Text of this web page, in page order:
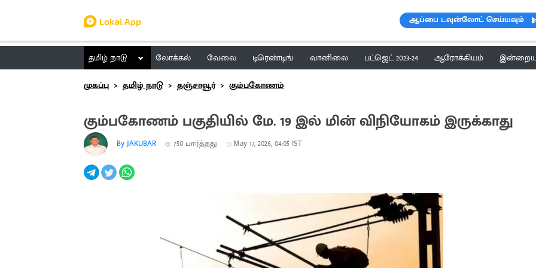
ஆப்பை டவுன்லோட் செய்யவும்
தமிழ் நாடு லோக்கல் வேலை டிரெண்டிங் வானிலை பட்ஜெட் 2023-24 ஆரோக்கியம் இன்றைய
முகப்பு
தமிழ் நாடு தஞ்சாவூர் கும்பகோணம்
கும்பகோணம் பகுதியில் மே. 19 இல் மின் விநியோகம் இருக்காது
By JAKUBAR 750 பார்த்தது May 17, 2026, 04:05 IST